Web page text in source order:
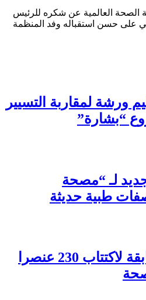
الصحة العالمية عن شكره للرئيس
على حسن استقباله وفد المنظمة
ورشة لمقاربة التسيير
“بشارة”
لـ “مصحة
طبية حديثة
الإعلان عن مسابقة لاكتتاب 230 عنصرا